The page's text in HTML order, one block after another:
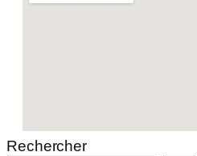
Rechercher